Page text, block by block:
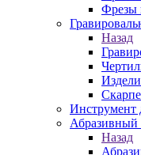
Фрезы
Назад
Инструмент
Абразивный
Назад